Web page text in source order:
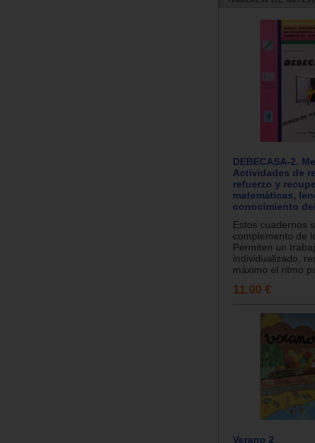
DEBECASA-2.
Actividades de
refuerzo y
matemáticas,
conocimiento
Estos cuadernos
complemento de
Permiten un
individualizado,
máximo el ritmo
11.00 €
Verano 2